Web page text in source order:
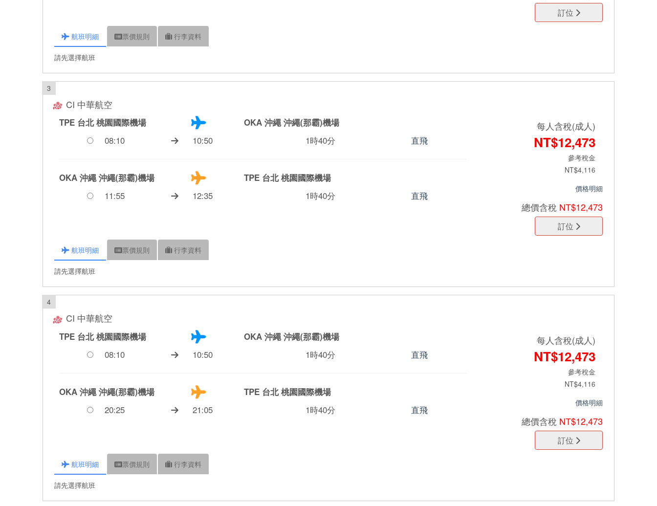
訂位
航班明細 票價規則 行李資料
請先選擇航班
3
CI 中華航空
TPE 台北桃園國際機場 OKA 沖繩沖繩(那霸)機場
08:10
10:50 1時40分 直飛
OKA 沖繩沖繩(那霸)機場 TPE 台北桃園國際機場
11:55
12:35 1時40分 直飛
每人含稅(成人)
NT$12,473
參考稅金
NT$4,116
價格明細
總價含稅 NT$12,473
訂位
航班明細 票價規則 行李資料
請先選擇航班
4
CI 中華航空
TPE 台北桃園國際機場 OKA 沖繩沖繩(那霸)機場
08:10
10:50 1時40分 直飛
OKA 沖繩沖繩(那霸)機場 TPE 台北桃園國際機場
20:25
21:05 1時40分 直飛
每人含稅(成人)
NT$12,473
參考稅金
NT$4,116
價格明細
總價含稅 NT$12,473
訂位
航班明細 票價規則 行李資料
請先選擇航班